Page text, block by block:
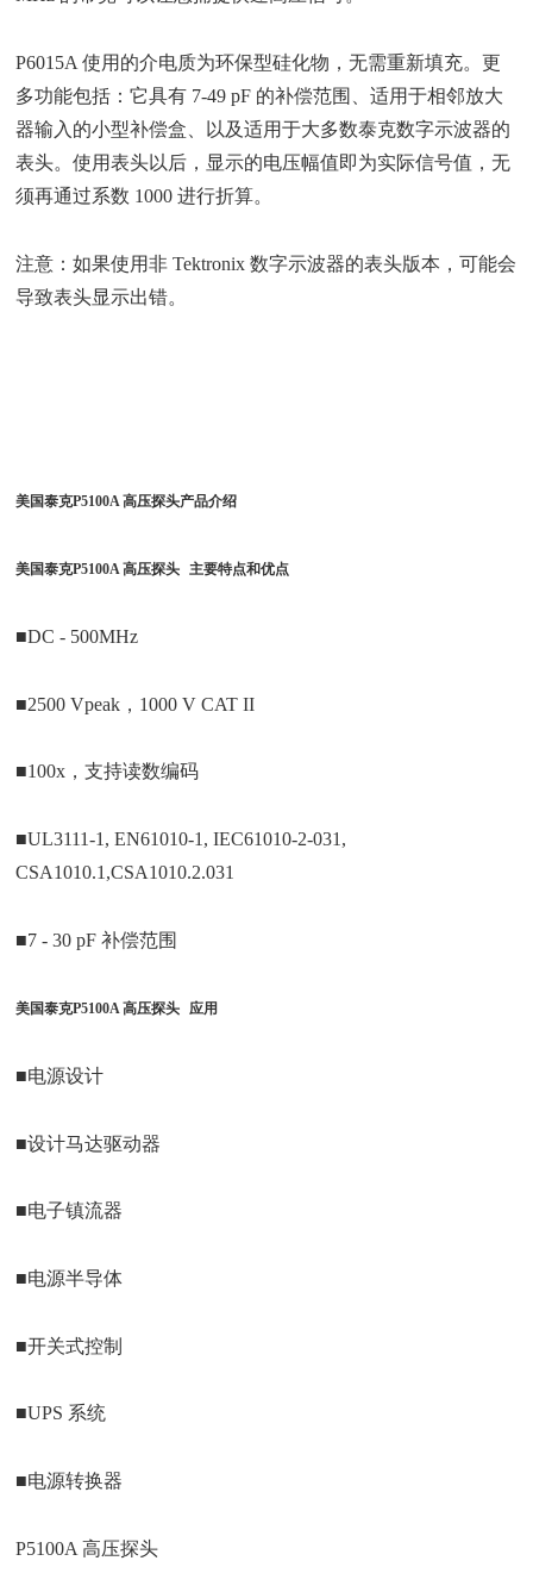
P6015A 使用的介电质为环保型硅化物，无需重新填充。更
多功能包括：它具有 7-49 pF 的补偿范围、适用于相邻放大
器输入的小型补偿盒、以及适用于大多数泰克数字示波器的
表头。使用表头以后，显示的电压幅值即为实际信号值，无
须再通过系数 1000 进行折算。
注意：如果使用非 Tektronix 数字示波器的表头版本，可能会
导致表头显示出错。
美国泰克P5100A 高压探头产品介绍
美国泰克P5100A 高压探头 主要特点和优点
■DC - 500MHz
■2500 Vpeak，1000 V CAT II
■100x，支持读数编码
■UL3111-1, EN61010-1, IEC61010-2-031,
CSA1010.1,CSA1010.2.031
■7 - 30 pF 补偿范围
美国泰克P5100A 高压探头 应用
■电源设计
■设计马达驱动器
■电子镇流器
■电源半导体
■开关式控制
■UPS 系统
■电源转换器
P5100A 高压探头